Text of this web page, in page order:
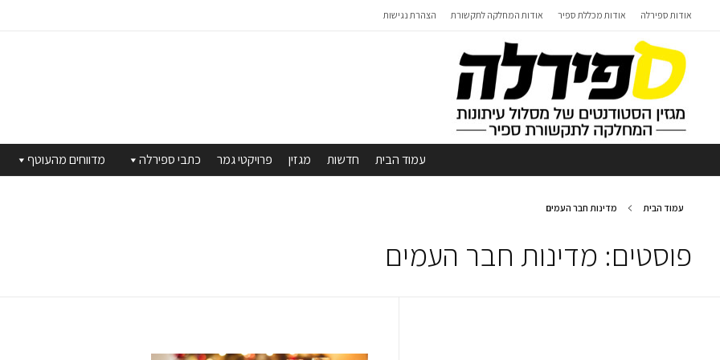
אודות ספירלה אודות מכללת ספיר אודות המחלקה לתקשורת הצהרת נגישות
עמוד הבית חדשות מגזין פרויקטי גמר כתבי ספירלה מדווחים מהעוטף
עמוד הבית מדינות חבר העמים
פוסטים: מדינות חבר העמים